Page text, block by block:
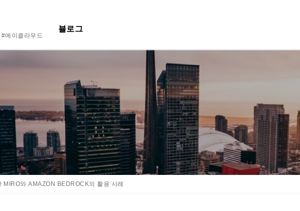
에이클라우드
블로그
MIRO와 AMAZON BEDROCK의 활용 사례